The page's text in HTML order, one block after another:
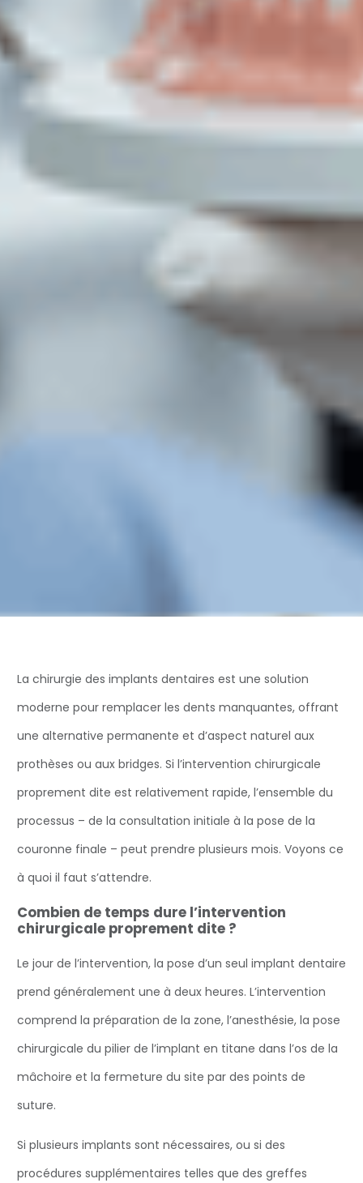
La chirurgie des implants dentaires est une solution
moderne pour remplacer les dents manquantes, offrant
une alternative permanente et d’aspect naturel aux
prothèses ou aux bridges. Si l’intervention chirurgicale
proprement dite est relativement rapide, l’ensemble du
processus – de la consultation initiale à la pose de la
couronne finale – peut prendre plusieurs mois. Voyons ce
à quoi il faut s’attendre.
Combien de temps dure l’intervention
chirurgicale proprement dite ?
Le jour de l’intervention, la pose d’un seul implant dentaire
prend généralement une à deux heures. L’intervention
comprend la préparation de la zone, l’anesthésie, la pose
chirurgicale du pilier de l’implant en titane dans l’os de la
mâchoire et la fermeture du site par des points de
suture.
Si plusieurs implants sont nécessaires, ou si des
procédures supplémentaires telles que des greffes